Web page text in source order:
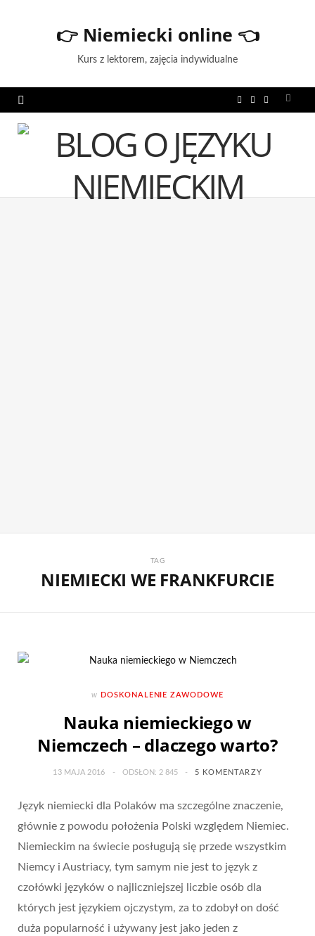
👉 Niemiecki online 👈
Kurs z lektorem, zajęcia indywidualne
c
e
b
i s
TAG
NIEMIECKI WE FRANKFURCIE
w DOSKONALENIE ZAWODOWE
Nauka niemieckiego w
Niemczech – dlaczego warto?
13 MAJA 2016 ODSŁON: 2 845 5 KOMENTARZY
Język niemiecki dla Polaków ma szczególne znaczenie,
głównie z powodu położenia Polski względem Niemiec.
Niemieckim na świecie posługują się przede wszystkim
Niemcy i Austriacy, tym samym nie jest to język z
czołówki języków o najliczniejszej liczbie osób dla
których jest językiem ojczystym, za to zdobył on dość
duża popularność i używany jest jako jeden z